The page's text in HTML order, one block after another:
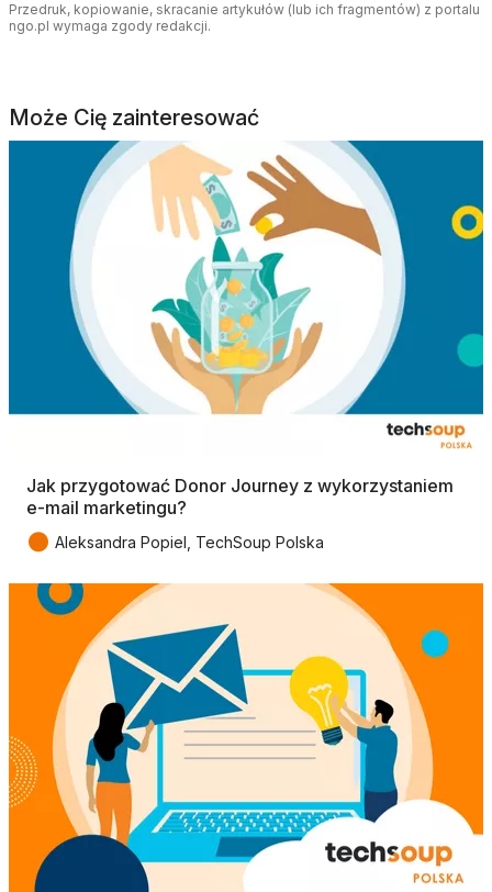
Przedruk, kopiowanie, skracanie artykułów (lub ich fragmentów) z portalu
ngo.pl wymaga zgody redakcji.
Może Cię zainteresować
Jak przygotować Donor Journey z wykorzystaniem
e-mail marketingu?
● Aleksandra Popiel, TechSoup Polska